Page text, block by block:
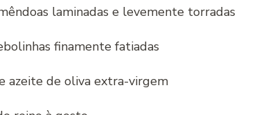
laminadas e levemente torradas
finamente fatiadas
azeite de oliva extra-virgem